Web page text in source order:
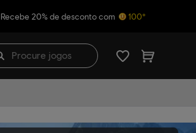
Recebe 20% de desconto com 100*